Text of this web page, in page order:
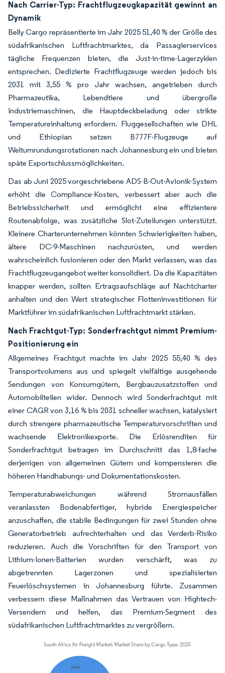
Nach Carrier-Typ: Frachtflugzeugkapazität gewinnt an
Dynamik
Belly Cargo repräsentierte im Jahr 2025 51,40 % der Größe des
südafrikanischen Luftfrachtmarktes, da Passagierservices
tägliche Frequenzen bieten, die Just-in-time-Lagerzyklen
entsprechen. Dedizierte Frachtflugzeuge werden jedoch bis
2031 mit 3,55 % pro Jahr wachsen, angetrieben durch
Pharmazeutika, Lebendtiere und übergroße
Industriemaschinen, die Hauptdeckbeladung oder strikte
Temperatureinhaltung erfordern. Fluggesellschaften wie DHL
und Ethiopian setzen B777F-Flugzeuge auf
Weltumrundungsrotationen nach Johannesburg ein und bieten
späte Exportschlussmöglichkeiten.
Das ab Juni 2025 vorgeschriebene ADS-B-Out-Avionik-System
erhöht die Compliance-Kosten, verbessert aber auch die
Betriebssicherheit und ermöglicht eine effizientere
Routenabfolge, was zusätzliche Slot-Zuteilungen unterstützt.
Kleinere Charterunternehmen könnten Schwierigkeiten haben,
ältere DC-9-Maschinen nachzurüsten, und werden
wahrscheinlich fusionieren oder den Markt verlassen, was das
Frachtflugzeugangebot weiter konsolidiert. Da die Kapazitäten
knapper werden, sollten Ertragsaufschläge auf Nachtcharter
anhalten und den Wert strategischer Flotteninvestitionen für
Marktführer im südafrikanischen Luftfrachtmarkt stärken.
Nach Frachtgut-Typ: Sonderfrachtgut nimmt Premium-
Positionierung ein
Allgemeines Frachtgut machte im Jahr 2025 55,40 % des
Transportvolumens aus und spiegelt vielfältige ausgehende
Sendungen von Konsumgütern, Bergbauzusatzstoffen und
Automobilteilen wider. Dennoch wird Sonderfrachtgut mit
einer CAGR von 3,16 % bis 2031 schneller wachsen, katalysiert
durch strengere pharmazeutische Temperaturvorschriften und
wachsende Elektronikexporte. Die Erlösrenditen für
Sonderfrachtgut betragen im Durchschnitt das 1,8-fache
derjenigen von allgemeinen Gütern und kompensieren die
höheren Handhabungs- und Dokumentationskosten.
Temperaturabweichungen während Stromausfällen
veranlassten Bodenabfertiger, hybride Energiespeicher
anzuschaffen, die stabile Bedingungen für zwei Stunden ohne
Generatorbetrieb aufrechterhalten und das Verderb-Risiko
reduzieren. Auch die Vorschriften für den Transport von
Lithium-Ionen-Batterien wurden verschärft, was zu
abgetrennten Lagerzonen und spezialisierten
Feuerlöschsystemen in Johannesburg führte. Zusammen
verbessern diese Maßnahmen das Vertrauen von Hightech-
Versendern und helfen, das Premium-Segment des
südafrikanischen Luftfrachtmarktes zu vergrößern.